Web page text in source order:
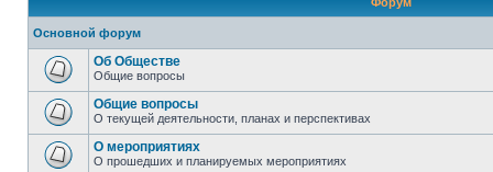
Основной форум
Об Обществе
Общие вопросы
Общие вопросы
О текущей деятельности, планах и перспективах
О мероприятиях
О прошедших и планируемых мероприятиях